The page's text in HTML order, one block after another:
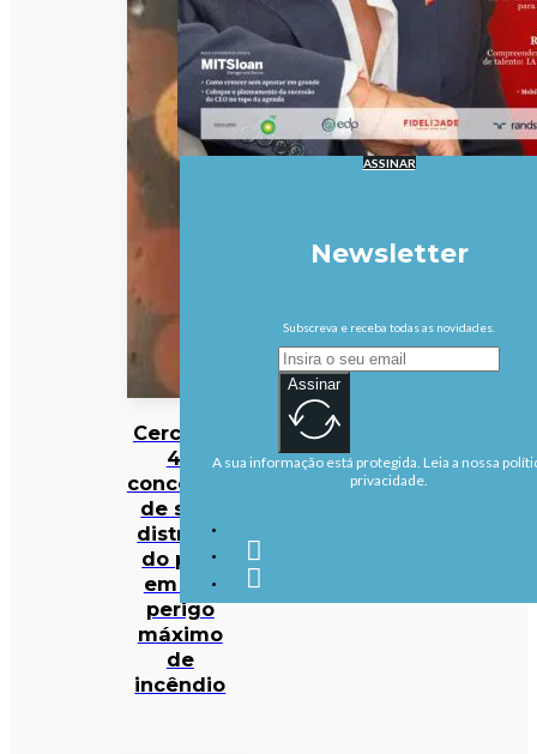
Cerca de
40
concelhos
de sete
distritos
do país
em em
perigo
máximo
de
incêndio
ASSINAR
Newsletter
Subscreva e receba todas as novidades.
Assinar
A sua informação está protegida. Leia a nossa
privacidade.